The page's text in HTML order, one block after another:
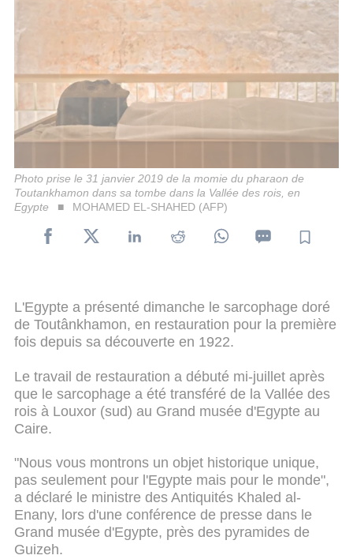
Photo prise le 31 janvier 2019 de la momie du pharaon de
Toutankhamon dans sa tombe dans la Vallée des rois, en
Egypte
MOHAMED EL-SHAHED (AFP)
L'Egypte a présenté dimanche le sarcophage doré
de Toutânkhamon, en restauration pour la première
fois depuis sa découverte en 1922.
Le travail de restauration a débuté mi-juillet après
que le sarcophage a été transféré de la Vallée des
rois à Louxor (sud) au Grand musée d'Egypte au
Caire.
"Nous vous montrons un objet historique unique,
pas seulement pour l'Egypte mais pour le monde",
a déclaré le ministre des Antiquités Khaled al-
Enany, lors d'une conférence de presse dans le
Grand musée d'Egypte, près des pyramides de
Guizeh.